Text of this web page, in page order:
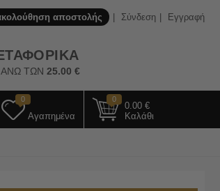
αποστολής Σύνδεση Εγγραφή
ΑΝΩ ΤΩΝ25.00 €
0
Αγαπημένα
0
0.00 €
Καλάθι